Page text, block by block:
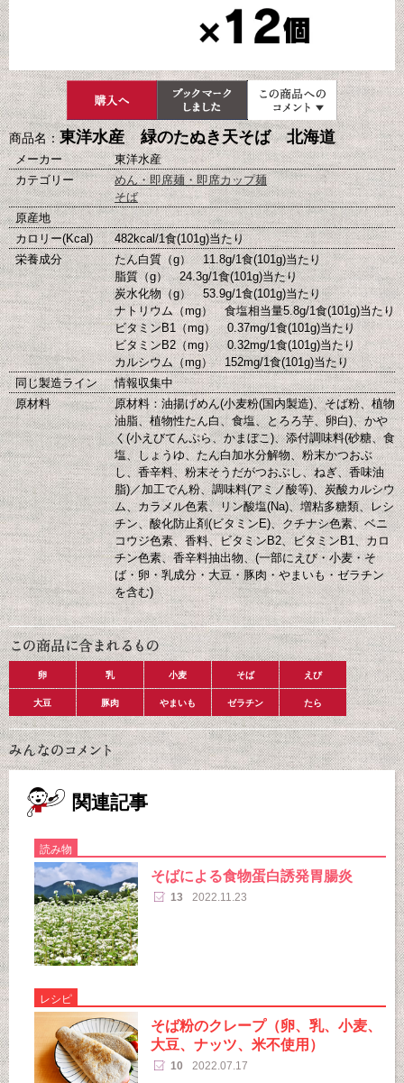
商品名：東洋水産 緑のたぬき天そば 北海道
メーカー
東洋水産
カテゴリー
めん・即席麺・即席カップ麺
そば
原産地
カロリー(Kcal)
482kcal/1食(101g)当たり
栄養成分
たん白質（g） 11.8g/1食(101g)当たり
脂質（g） 24.3g/1食(101g)当たり
炭水化物（g） 53.9g/1食(101g)当たり
ナトリウム（mg） 食塩相当量5.8g/1食(101g)当たり
ビタミンB1（mg） 0.37mg/1食(101g)当たり
ビタミンB2（mg） 0.32mg/1食(101g)当たり
カルシウム（mg） 152mg/1食(101g)当たり
同じ製造ライン
情報収集中
原材料
原材料：油揚げめん(小麦粉(国内製造)、そば粉、植物
油脂、植物性たん白、食塩、とろろ芋、卵白)、かや
く(小えびてんぷら、かまぼこ)、添付調味料(砂糖、食
塩、しょうゆ、たん白加水分解物、粉末かつおぶ
し、香辛料、粉末そうだがつおぶし、ねぎ、香味油
脂)／加工でん粉、調味料(アミノ酸等)、炭酸カルシウ
ム、カラメル色素、リン酸塩(Na)、増粘多糖類、レシ
チン、酸化防止剤(ビタミンE)、クチナシ色素、ベニ
コウジ色素、香料、ビタミンB2、ビタミンB1、カロ
チン色素、香辛料抽出物、(一部にえび・小麦・そ
ば・卵・乳成分・大豆・豚肉・やまいも・ゼラチン
を含む)
卵 乳 小麦 そば えび
大豆 豚肉 やまいも ゼラチン たら
関連記事
読み物
そばによる食物蛋白誘発胃腸炎
13 2022.11.23
レシピ
そば粉のクレープ（卵、乳、小麦、
大豆、ナッツ、米不使用）
10 2022.07.17